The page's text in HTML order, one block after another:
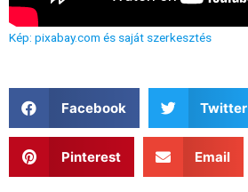
Kép: pixabay.com és saját szerkesztés
Facebook Twitter
Pinterest Email